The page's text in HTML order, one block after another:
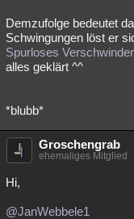
Demzufolge bedeutet
Schwingungen löst er
Spurloses
alles geklärt ^^
*blubb*
Groschengrab
ehemaliges Mitglied
Hi,
@JanWebbele1